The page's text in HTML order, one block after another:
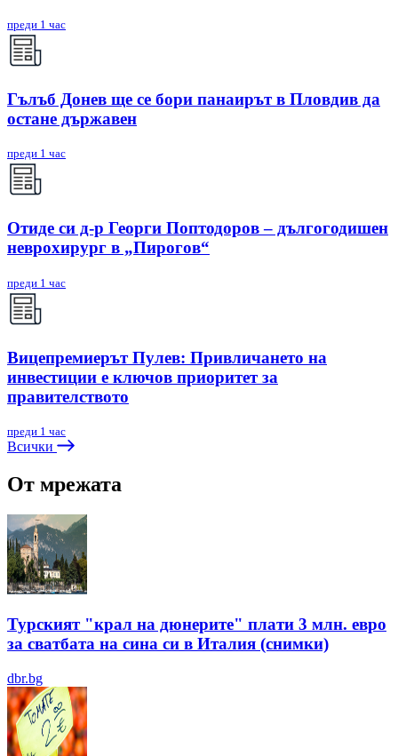
преди 1 час
Гълъб Донев ще се бори панаирът в Пловдив да
остане държавен
преди 1 час
Отиде си д-р Георги Поптодоров – дългогодишен
неврохирург в „Пирогов“
преди 1 час
Вицепремиерът Пулев: Привличането на
инвестиции е ключов приоритет за
правителството
преди 1 час
Всички
От мрежата
Турският "крал на дюнерите" плати 3 млн. евро
за сватбата на сина си в Италия (снимки)
dbr.bg